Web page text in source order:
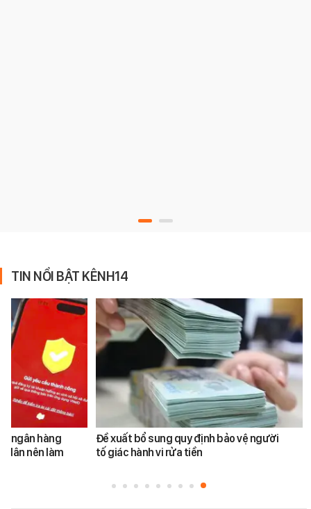
TIN NỔI BẬT KÊNH14
ngân hàng
dân nên làm
Đề xuất bổ sung quy định bảo vệ người
tố giác hành vi rửa tiền